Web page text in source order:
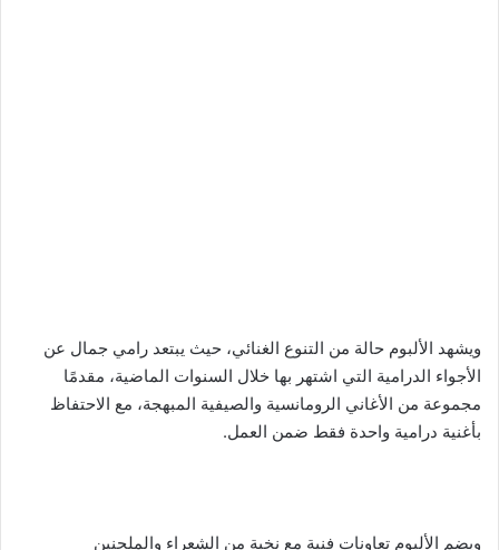
ويشهد الألبوم حالة من التنوع الغنائي، حيث يبتعد رامي جمال عن
الأجواء الدرامية التي اشتهر بها خلال السنوات الماضية، مقدمًا
مجموعة من الأغاني الرومانسية والصيفية المبهجة، مع الاحتفاظ
بأغنية درامية واحدة فقط ضمن العمل.
ويضم الألبوم تعاونات فنية مع نخبة من الشعراء والملحنين